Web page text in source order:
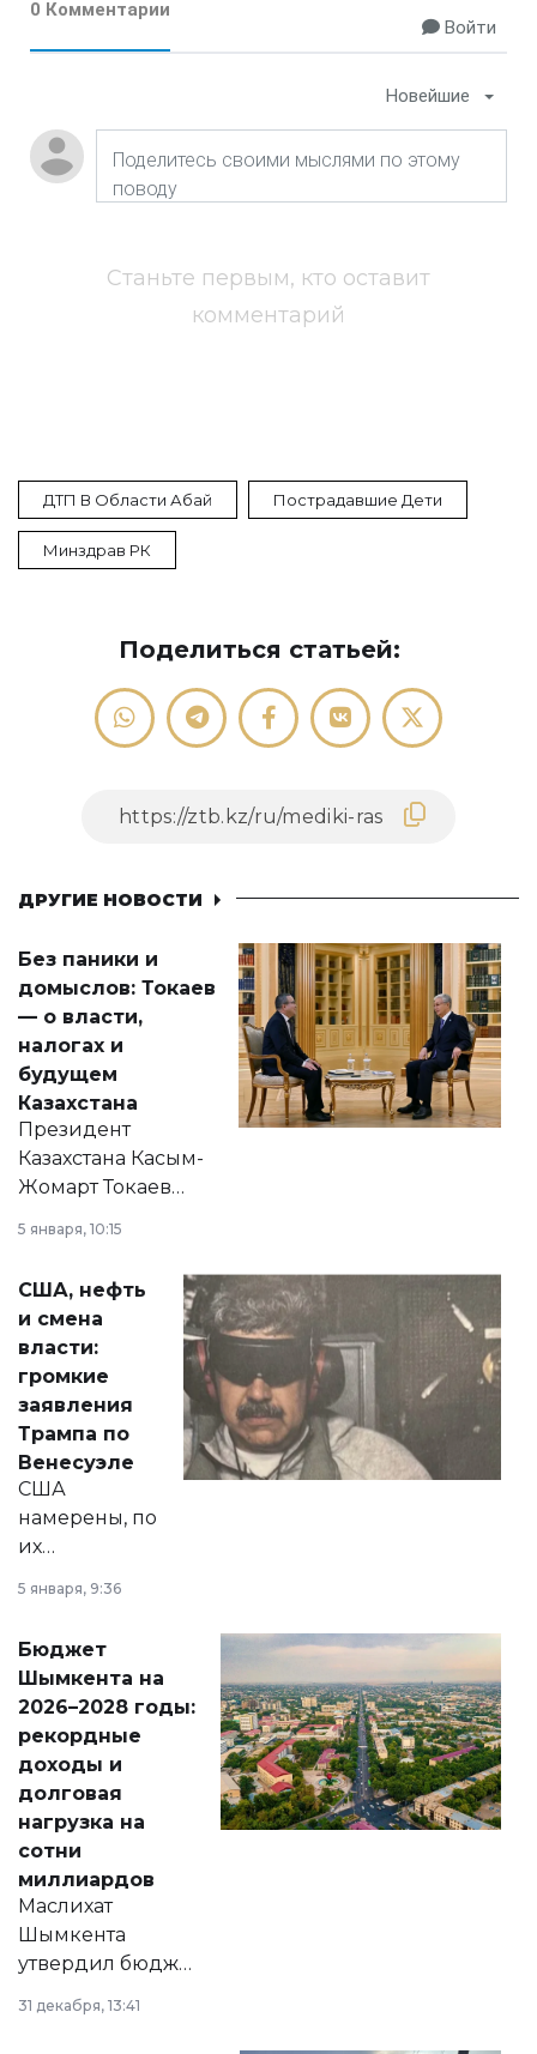
0 Комментарии
Войти
Новейшие
Станьте первым, кто оставит
комментарий
ДТП В Области Абай Пострадавшие Дети
Минздрав РК
Поделиться статьей:
ДРУГИЕ НОВОСТИ
Без паники и
домыслов: Токаев
— о власти,
налогах и
будущем
Казахстана
Президент
Казахстана Касым-
Жомарт Токаев
сразу несколько
актуальных тем —
от слухов о
политических
реформах до
вопросов армии,
экономики и
личного здоровья.
5 января, 10:15
США, нефть
и смена
власти:
громкие
заявления
Трампа по
Венесуэле
США
намерены, по
их
принести
народу
Венесуэлы.
5 января, 9:36
Бюджет
Шымкента на
2026–2028 годы:
рекордные
доходы и
долговая
нагрузка на
сотни
миллиардов
Маслихат
Шымкента
утвердил бюджет
города на 2026–
2028 годы.
31 декабря, 13:41